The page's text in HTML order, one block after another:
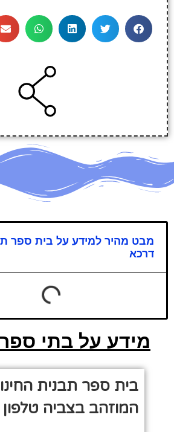
מבט מהיר למידע על בית ספר
דרכא
מידע על בתי ספר
בית ספר תבנית
המוזהב בצביה טלפון